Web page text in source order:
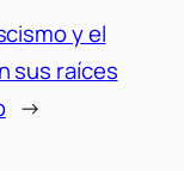
y el
sus raíces
→